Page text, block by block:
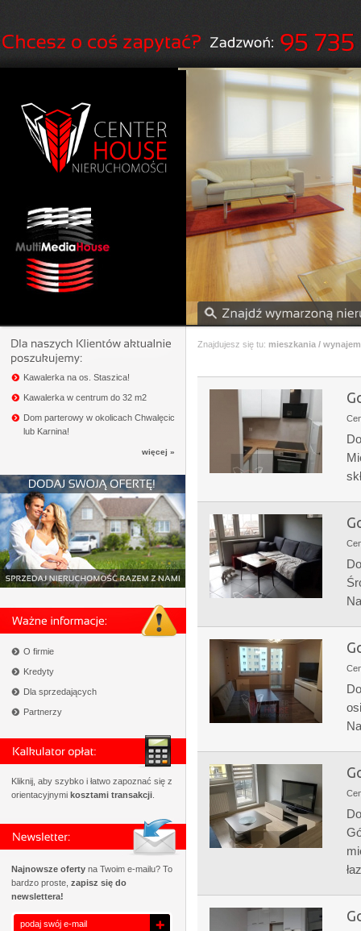
Kawalerka na os. Staszica!
Kawalerka w centrum do 32 m2
Dom parterowy w okolicach Chwalęcic
lub Karnina!
więcej »
O firmie
Kredyty
Dla sprzedających
Partnerzy
Kliknij, aby szybko i łatwo zapoznać się z
orientacyjnymi kosztami transakcji
Najnowsze oferty na Twoim e-mailu? To
bardzo proste, zapisz się do
newslettera!
Znajdujesz się tu: mieszkania / wynajem